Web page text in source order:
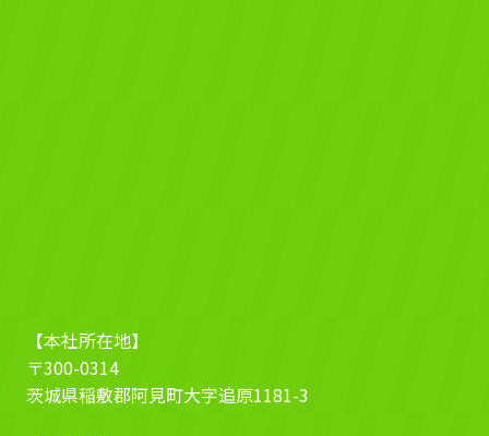
【本社所在地】
〒300-0314
茨城県稲敷郡阿見町大字追原1181-3